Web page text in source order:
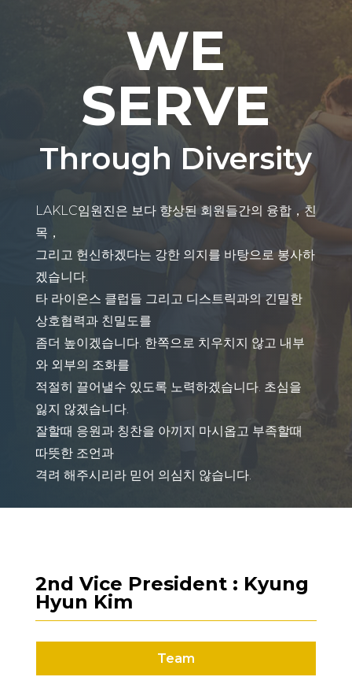
WE
SERVE
Through Diversity
LAKLC임원진은 보다 향상된 회원들간의 융합，친
목，
그리고 헌신하겠다는 강한 의지를 바탕으로 봉사하
겠습니다.
타 라이온스 클럽들 그리고 디스트릭과의 긴밀한
상호협력과 친밀도를
좀더 높이겠습니다. 한쪽으로 치우치지 않고 내부
와 외부의 조화를
적절히 끌어낼수 있도록 노력하겠습니다. 초심을
잃지 않겠습니다.
잘할때 응원과 칭찬을 아끼지 마시옵고 부족할때
따뜻한 조언과
격려 해주시리라 믿어 의심치 않습니다.
2nd Vice President : Kyung
Hyun Kim
Team